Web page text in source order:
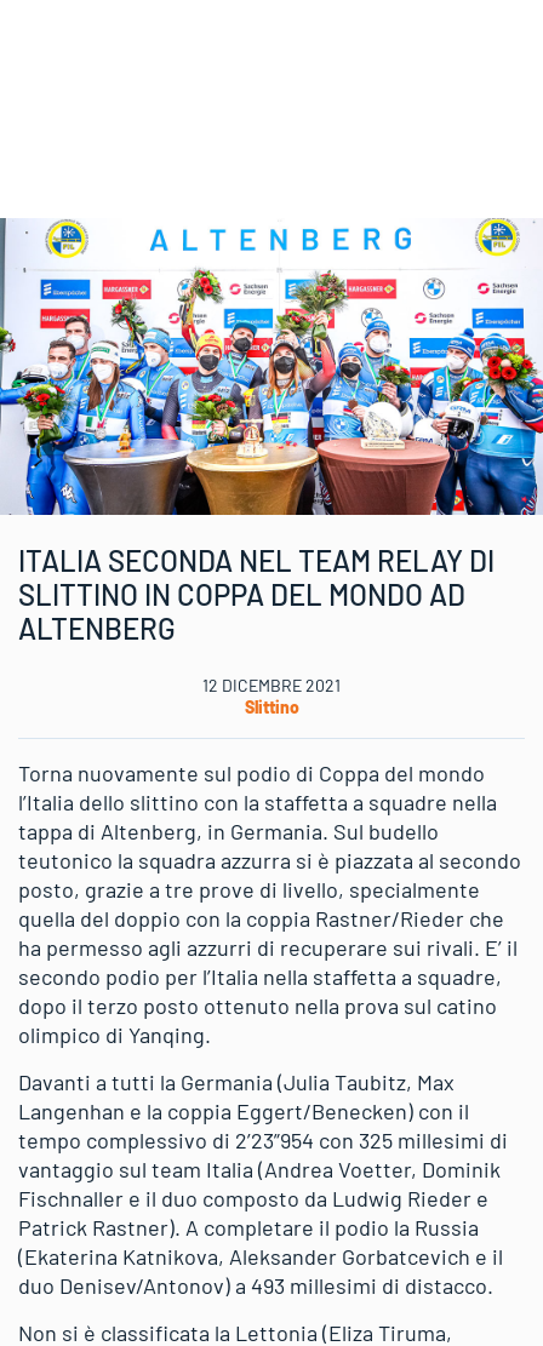
ITALIA SECONDA NEL TEAM RELAY DI
SLITTINO IN COPPA DEL MONDO AD
ALTENBERG
12 DICEMBRE 2021
Slittino
Torna nuovamente sul podio di Coppa del mondo
l’Italia dello slittino con la staffetta a squadre nella
tappa di Altenberg, in Germania. Sul budello
teutonico la squadra azzurra si è piazzata al secondo
posto, grazie a tre prove di livello, specialmente
quella del doppio con la coppia Rastner/Rieder che
ha permesso agli azzurri di recuperare sui rivali. E’ il
secondo podio per l’Italia nella staffetta a squadre,
dopo il terzo posto ottenuto nella prova sul catino
olimpico di Yanqing.
Davanti a tutti la Germania (Julia Taubitz, Max
Langenhan e la coppia Eggert/Benecken) con il
tempo complessivo di 2’23”954 con 325 millesimi di
vantaggio sul team Italia (Andrea Voetter, Dominik
Fischnaller e il duo composto da Ludwig Rieder e
Patrick Rastner). A completare il podio la Russia
(Ekaterina Katnikova, Aleksander Gorbatcevich e il
duo Denisev/Antonov) a 493 millesimi di distacco.
Non si è classificata la Lettonia (Eliza Tiruma,